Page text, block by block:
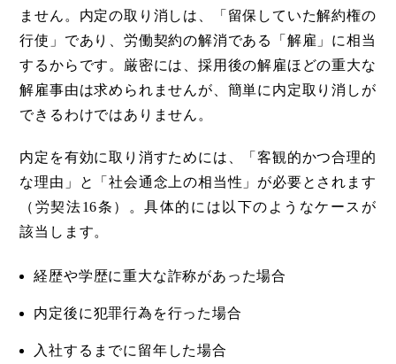
ません。内定の取り消しは、「留保していた解約権の
行使」であり、労働契約の解消である「解雇」に相当
するからです。厳密には、採用後の解雇ほどの重大な
解雇事由は求められませんが、簡単に内定取り消しが
できるわけではありません。
内定を有効に取り消すためには、「客観的かつ合理的
な理由」と「社会通念上の相当性」が必要とされます
（労契法16条）。具体的には以下のようなケースが
該当します。
経歴や学歴に重大な詐称があった場合
内定後に犯罪行為を行った場合
入社するまでに留年した場合